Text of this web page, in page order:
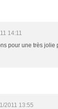
14:11
pour une très jolie
2011 13:55